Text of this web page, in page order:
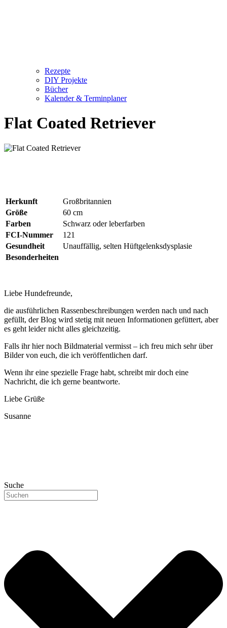
Rezepte
DIY Projekte
Bücher
Kalender & Terminplaner
Flat Coated Retriever
Herkunft
Großbritannien
Größe
60 cm
Farben
Schwarz oder leberfarben
FCI-Nummer
121
Gesundheit
Unauffällig, selten Hüftgelenksdysplasie
Besonderheiten
Liebe Hundefreunde,
die ausführlichen Rassenbeschreibungen werden nach und nach
gefüllt, der Blog wird stetig mit neuen Informationen gefüttert, aber
es geht leider nicht alles gleichzeitig.
Falls ihr hier noch Bildmaterial vermisst – ich freu mich sehr über
Bilder von euch, die ich veröffentlichen darf.
Wenn ihr eine spezielle Frage habt, schreibt mir doch eine
Nachricht, die ich gerne beantworte.
Liebe Grüße
Susanne
Suche